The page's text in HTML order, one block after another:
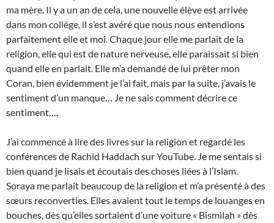
ma mère. Il y a un an de cela, une nouvelle élève est arrivée
dans mon collège, il s’est avéré que nous nous entendions
parfaitement elle et moi. Chaque jour elle me parlait de la
religion, elle qui est de nature nerveuse, elle paraissait si bien
quand elle en parlait. Elle m’a demandé de lui prêter mon
Coran, bien évidemment je l’ai fait, mais par la suite, j’avais le
sentiment d’un manque… Je ne sais comment décrire ce
sentiment….
J’ai commencé à lire des livres sur la religion et regardé les
conférences de Rachid Haddach sur YouTube. Je me sentais si
bien quand je lisais et écoutais des choses liées à l’Islam.
Soraya me parlait beaucoup de la religion et m’a présenté à des
sœurs reconverties. Elles avaient tout le temps de louanges en
bouches, dès qu’elles sortaient d’une voiture « Bismilah » dès